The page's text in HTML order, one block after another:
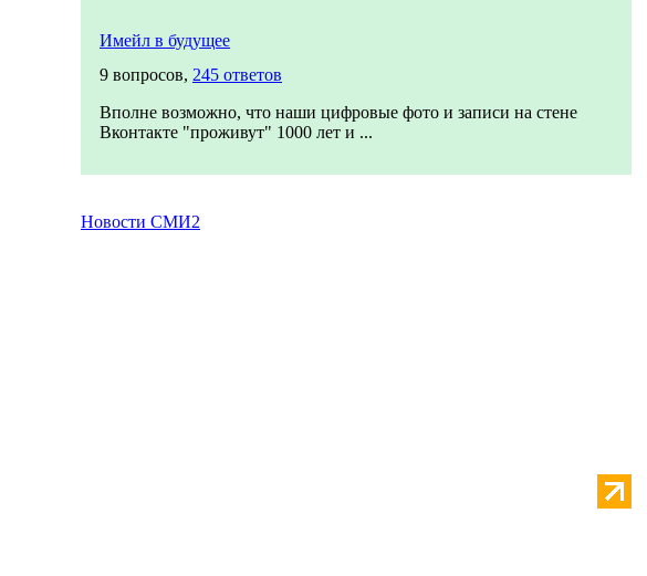
Имейл в будущее
9 вопросов, 245 ответов
Вполне возможно, что наши цифровые фото и записи на стене
Вконтакте "проживут" 1000 лет и ...
Новости СМИ2